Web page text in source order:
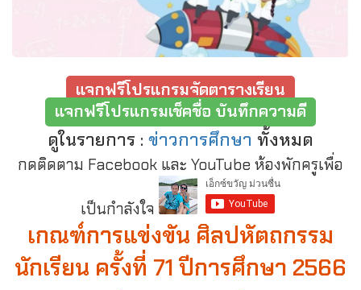
แจกฟรีโปรแกรมจัดตารางเรียน
แจกฟรีโปรแกรมเช็คชื่อ บันทึกความดี
ดูในรายการ : ข่าวการศึกษา ทั้งหมด
กดติดตาม Facebook และ YouTube ห้องพักครูเพื่อ
เป็นกำลังใจ
เกณฑ์การแข่งขัน ศิลปหัตถกรรม
นักเรียน ครั้งที่ 71 ปีการศึกษา 2566